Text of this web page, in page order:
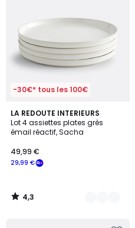
-30€* tous les 100€
LA REDOUTE INTERIEURS
Lot 4 assiettes plates grès
émail réactif, Sacha
29,99 €
49,99 €
4,3
/ 5
3
Couleurs
4,3
/